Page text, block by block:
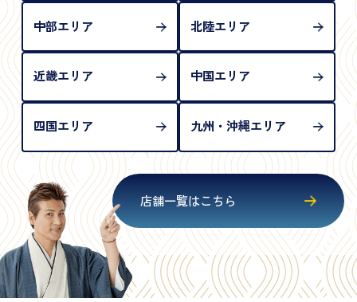
中部エリア 北陸エリア
近畿エリア 中国エリア
四国エリア 九州・沖縄エリア
店舗一覧はこちら